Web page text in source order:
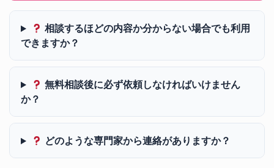
相談するほどの内容か分からない場合でも利用
できますか？
無料相談後に必ず依頼しなければいけません
か？
どのような専門家から連絡がありますか？